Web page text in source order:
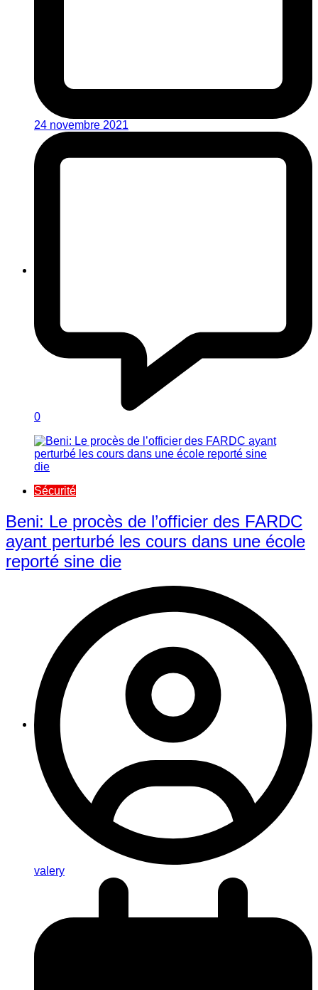
24 novembre 2021
0
Sécurité
Beni: Le procès de l’officier des FARDC
ayant perturbé les cours dans une école
reporté sine die
valery